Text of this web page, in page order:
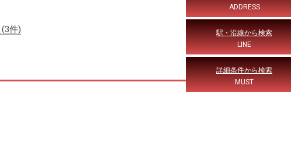
(3件)
ADDRESS
駅・沿線から検索
LINE
詳細条件から検索
MUST